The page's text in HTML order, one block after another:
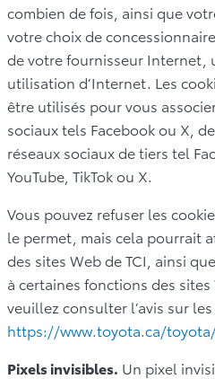
combien de fois, ainsi que
votre choix de
de votre fournisseur Internet,
utilisation d’Internet. Les
être utilisés pour vous
sociaux tels Facebook ou X,
réseaux sociaux de tiers tel
YouTube, TikTok ou X.
Vous pouvez refuser les
le permet, mais cela pourrait
des sites Web de TCI, ainsi
à certaines fonctions des
veuillez consulter l’avis sur
https://www.toyota.ca/
Pixels invisibles. Un pixel